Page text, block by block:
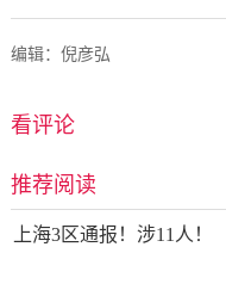
编辑：倪彦弘
看评论
推荐阅读
上海3区通报！涉11人！